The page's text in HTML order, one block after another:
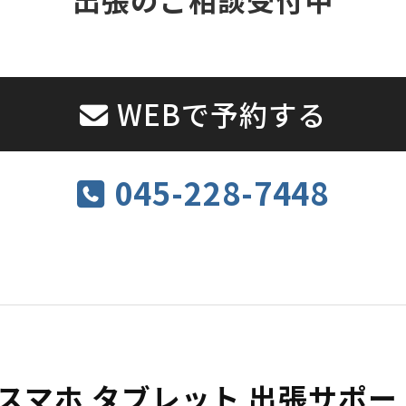
WEBで予約する
045-228-7448
マホ タブレット 出張サポ